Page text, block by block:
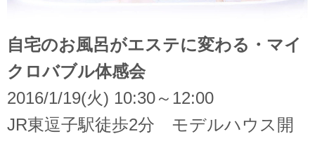
自宅のお風呂がエステに変わる・マイ
クロバブル体感会
2016/1/19(火) 10:30～12:00
JR東逗子駅徒歩2分 モデルハウス開